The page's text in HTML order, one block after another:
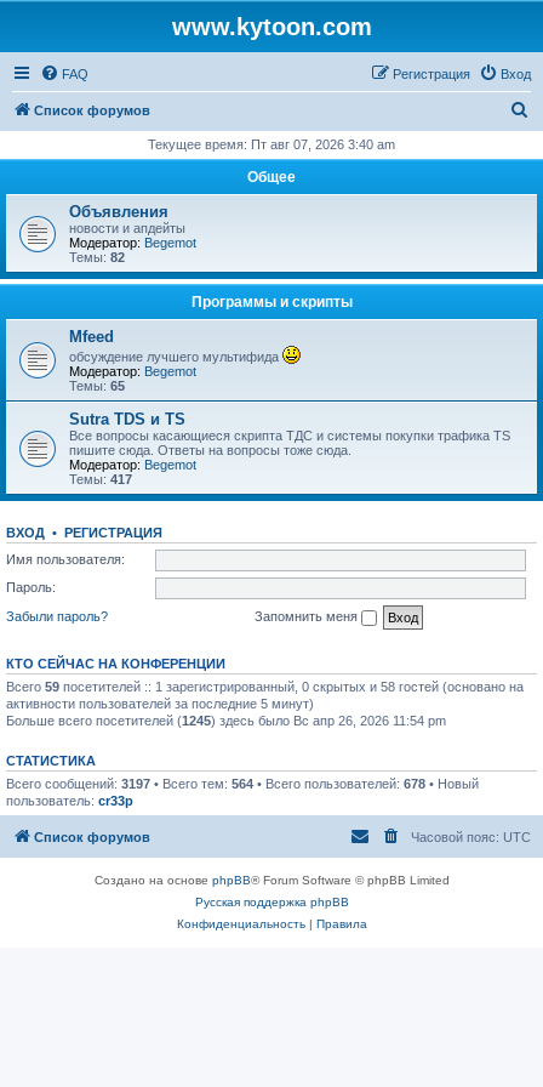
www.kytoon.com
FAQ Вход
Регистрация
Список форумов
с
Текущее время: Пт авг 07, 2026 3:40 am
Общее
Объявления
новости и апдейты
Модератор: Begemot
Темы: 82
Программы и скрипты
Mfeed
обсуждение лучшего мультифида
Модератор: Begemot
Темы: 65
Sutra TDS и TS
Все вопросы касающиеся скрипта ТДС и системы покупки трафика TS
пишите сюда. Ответы на вопросы тоже сюда.
Модератор: Begemot
Темы: 417
ВХОД • РЕГИСТРАЦИЯ
Имя пользователя:
Пароль:
Забыли пароль?
Запомнить меня
КТО СЕЙЧАС НА КОНФЕРЕНЦИИ
Всего 59 посетителей :: 1 зарегистрированный, 0 скрытых и 58 гостей (основано на
активности пользователей за последние 5 минут)
Больше всего посетителей (1245) здесь было Вс апр 26, 2026 11:54 pm
СТАТИСТИКА
Всего сообщений: 3197 • Всего тем: 564 • Всего пользователей: 678 • Новый
пользователь: cr33p
Список форумов Часовой пояс: UTC
Создано на основе phpBB® Forum Software © phpBB Limited
Русская поддержка phpBB
Конфиденциальность| Правила